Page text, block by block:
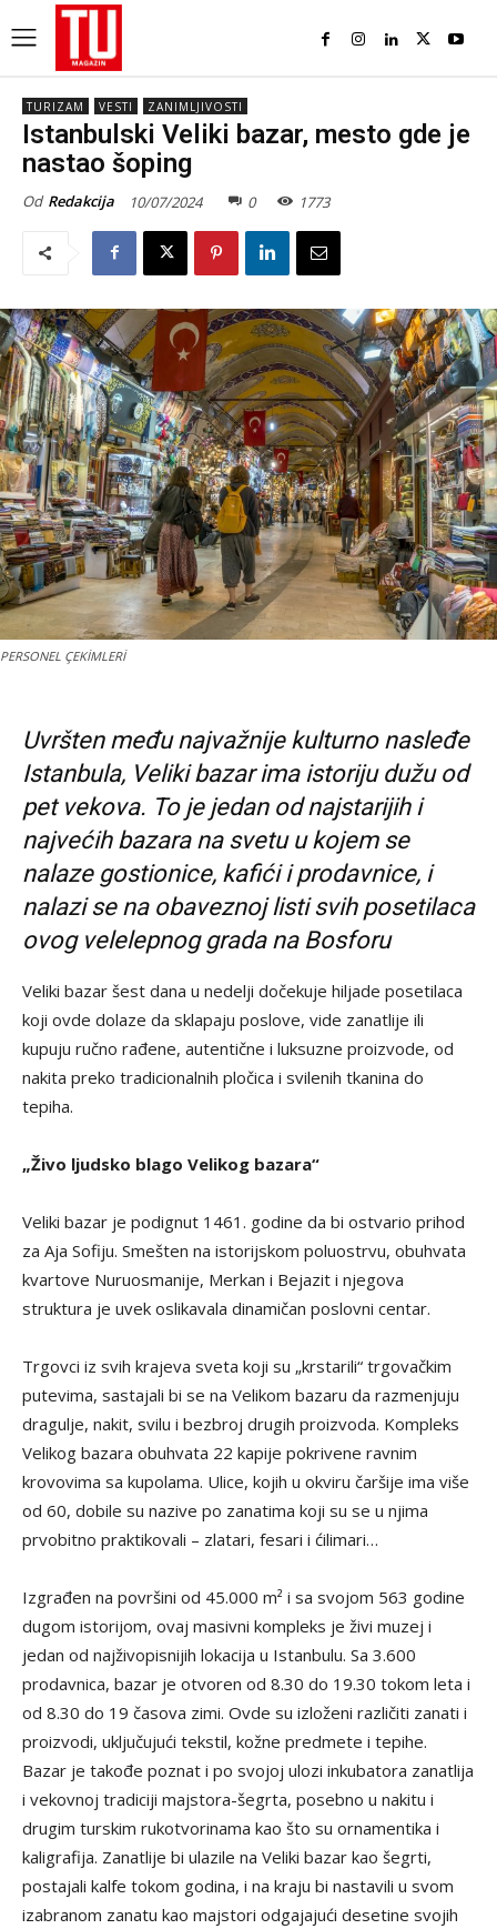
TURIZAM VESTI ZANIMLJIVOSTI
Istanbulski Veliki bazar, mesto gde je
nastao šoping
Od Redakcija 10/07/2024 0 1773
PERSONEL ÇEKİMLERİ
Uvršten među najvažnije kulturno nasleđe
Istanbula, Veliki bazar ima istoriju dužu od
pet vekova. To je jedan od najstarijih i
najvećih bazara na svetu u kojem se
nalaze gostionice, kafići i prodavnice, i
nalazi se na obaveznoj listi svih posetilaca
ovog velelepnog grada na Bosforu
Veliki bazar šest dana u nedelji dočekuje hiljade posetilaca
koji ovde dolaze da sklapaju poslove, vide zanatlije ili
kupuju ručno rađene, autentične i luksuzne proizvode, od
nakita preko tradicionalnih pločica i svilenih tkanina do
tepiha.
„Živo ljudsko blago Velikog bazara“
Veliki bazar je podignut 1461. godine da bi ostvario prihod
za Aja Sofiju. Smešten na istorijskom poluostrvu, obuhvata
kvartove Nuruosmanije, Merkan i Bejazit i njegova
struktura je uvek oslikavala dinamičan poslovni centar.
Trgovci iz svih krajeva sveta koji su „krstarili“ trgovačkim
putevima, sastajali bi se na Velikom bazaru da razmenjuju
dragulje, nakit, svilu i bezbroj drugih proizvoda. Kompleks
Velikog bazara obuhvata 22 kapije pokrivene ravnim
krovovima sa kupolama. Ulice, kojih u okviru čaršije ima više
od 60, dobile su nazive po zanatima koji su se u njima
prvobitno praktikovali – zlatari, fesari i ćilimari…
Izgrađen na površini od 45.000 m² i sa svojom 563 godine
dugom istorijom, ovaj masivni kompleks je živi muzej i
jedan od najživopisnijih lokacija u Istanbulu. Sa 3.600
prodavnica, bazar je otvoren od 8.30 do 19.30 tokom leta i
od 8.30 do 19 časova zimi. Ovde su izloženi različiti zanati i
proizvodi, uključujući tekstil, kožne predmete i tepihe.
Bazar je takođe poznat i po svojoj ulozi inkubatora zanatlija
i vekovnoj tradiciji majstora-šegrta, posebno u nakitu i
drugim turskim rukotvorinama kao što su ornamentika i
kaligrafija. Zanatlije bi ulazile na Veliki bazar kao šegrti,
postajali kalfe tokom godina, i na kraju bi nastavili u svom
izabranom zanatu kao majstori odgajajući desetine svojih